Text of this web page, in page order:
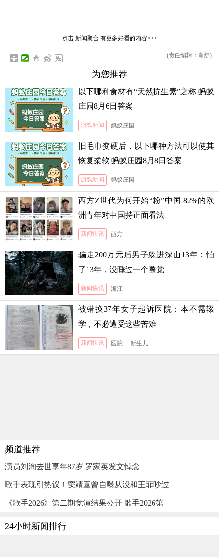
点击 新闻聚合有更多好看的内容>>>
(责任编辑：肖舒)
为您推荐
以下哪种食材有“天然抗生素”之称 蚂蚁
庄园8月6日答案
游戏新闻 蚂蚁庄园
旧毛巾变硬后，以下哪种方法可以使其
恢复柔软 蚂蚁庄园8月8日答案
游戏新闻 蚂蚁庄园
西方Z世代为何开始“粉”中国 82%的欧
洲青年对中国持正面看法
新闻快讯 西方
骗走200万元后男子躲进深山13年：怕
了13年，没睡过一个整觉
新闻快讯 浙江
被错换37年女子起诉医院：本不需辍
学，不必遭受这些苦难
新闻快讯 医院 新生儿
频道推荐
演员刘洵去世享年87岁 罗家英发文悼念
歌手表现引热议！窦靖童曾自曝从没和王菲吵过
《歌手2026》第二期竞演结果公开 歌手2026第
24小时新闻排行